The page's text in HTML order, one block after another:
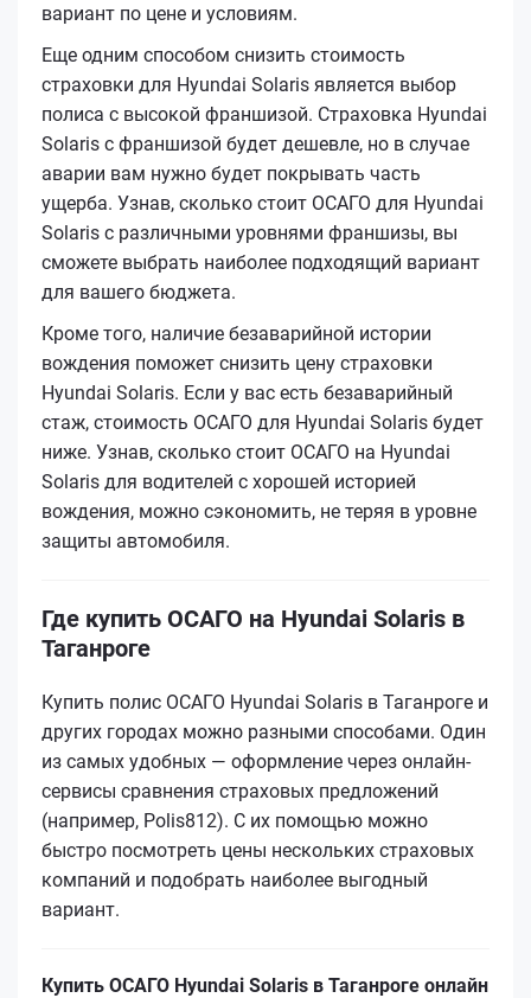
вариант по цене и условиям.
Еще одним способом снизить стоимость
страховки для Hyundai Solaris является выбор
полиса с высокой франшизой. Страховка Hyundai
Solaris с франшизой будет дешевле, но в случае
аварии вам нужно будет покрывать часть
ущерба. Узнав, сколько стоит ОСАГО для Hyundai
Solaris с различными уровнями франшизы, вы
сможете выбрать наиболее подходящий вариант
для вашего бюджета.
Кроме того, наличие безаварийной истории
вождения поможет снизить цену страховки
Hyundai Solaris. Если у вас есть безаварийный
стаж, стоимость ОСАГО для Hyundai Solaris будет
ниже. Узнав, сколько стоит ОСАГО на Hyundai
Solaris для водителей с хорошей историей
вождения, можно сэкономить, не теряя в уровне
защиты автомобиля.
Где купить ОСАГО на Hyundai Solaris в
Таганроге
Купить полис ОСАГО Hyundai Solaris в Таганроге и
других городах можно разными способами. Один
из самых удобных — оформление через онлайн-
сервисы сравнения страховых предложений
(например, Polis812). С их помощью можно
быстро посмотреть цены нескольких страховых
компаний и подобрать наиболее выгодный
вариант.
Купить ОСАГО Hyundai Solaris в Таганроге онлайн